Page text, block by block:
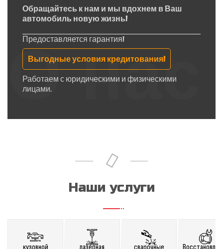
О нас
Обращайтесь к нам и мы вдохнем в Ваш
автомобиль новую жизнь!
Предоставляется гарантия!
Выгодные условия кредитования!
Работаем с юридическими и физическими
лицами.
Наши услуги
кузовной лазерная сварочные